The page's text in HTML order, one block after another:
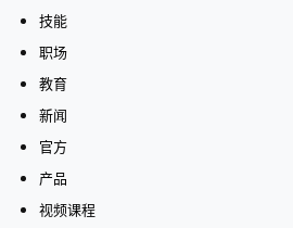
技能
职场
教育
新闻
官方
产品
视频课程